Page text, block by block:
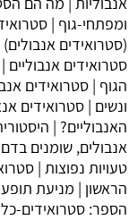
ומפתחי-גוף |
(סטרואידים
סטרואידים אנבוליים |
הגוף | סטרואידים
ונשים | סטרואידים
האנבוליים? |
אנבולים, שומנים
טעויות נפוצות |
הראשון | מניעת
הספר: סטרואידים-